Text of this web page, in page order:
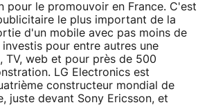
pour le promouvoir en France. C'est
le plus important de la
d'un mobile avec pas moins de
pour entre autres une
TV, web et pour près de 500
LG Electronics est
constructeur mondial de
juste devant Sony Ericsson, et